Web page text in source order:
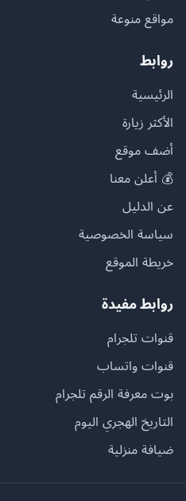
مواقع منوعة
روابط
الرئيسية
الأكثر زيارة
أضف موقع
💰 أعلن معنا
عن الدليل
سياسة الخصوصية
خريطة الموقع
روابط مفيدة
قنوات تلجرام
قنوات واتساب
بوت معرفة الرقم تلجرام
التاريخ الهجري اليوم
ضيافة منزلية